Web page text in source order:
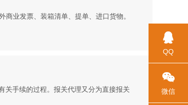
业发票、装箱清单、提单、进口货物。
关手续的过程。报关代理又分为直接报关

QQ

微信